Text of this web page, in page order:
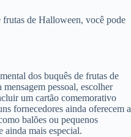
frutas de Halloween, você pode
dos buquês de frutas de
pessoal, escolher
um cartão comemorativo
fornecedores ainda oferecem a
balões ou pequenos
ainda mais especial.